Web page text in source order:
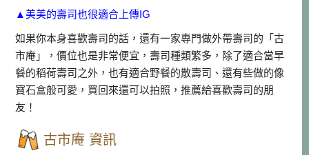
▲美美的壽司也很適合上傳IG
如果你本身喜歡壽司的話，還有一家專門做外帶壽司的「古
市庵」，價位也是非常便宜，壽司種類繁多，除了適合當早
餐的稻荷壽司之外，也有適合野餐的散壽司、還有些做的像
寶石盒般可愛，買回來還可以拍照，推薦給喜歡壽司的朋
友！
古市庵 資訊